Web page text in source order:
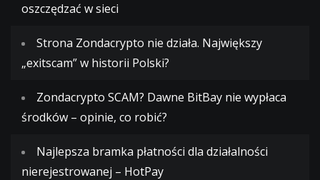
oszczędzać w sieci
Strona Zondacrypto nie działa. Największy
„exitscam” w historii Polski?
Zondacrypto SCAM? Dawne BitBay nie wypłaca
środków – opinie, co robić?
Najlepsza bramka płatności dla działalności
nierejestrowanej – HotPay